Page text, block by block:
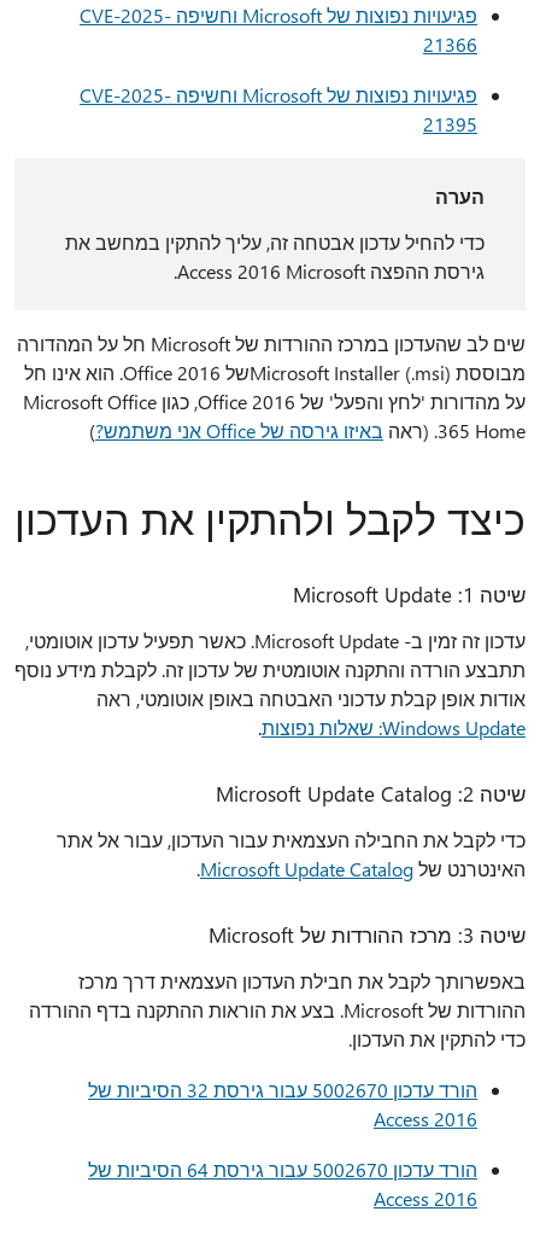
פגיעויות נפוצות של Microsoft וחשיפה CVE-2025-
21366
פגיעויות נפוצות של Microsoft וחשיפה CVE-2025-
21395
הערה
כדי להחיל עדכון אבטחה זה, עליך להתקין במחשב את
גירסת ההפצה Access 2016 Microsoft.
שים לב שהעדכון במרכז ההורדות של Microsoft חל על המהדורה
מבוססת Microsoft Installer (.msi)של Office 2016. הוא אינו חל
על מהדורות 'לחץ והפעל' של Office 2016, כגון Microsoft Office
365 Home. (ראה
באיזו גירסה של Office אני משתמש? )
כיצד לקבל ולהתקין את העדכון
שיטה 1: Microsoft Update
עדכון זה זמין ב- Microsoft Update. כאשר תפעיל עדכון אוטומטי,
תתבצע הורדה והתקנה אוטומטית של עדכון זה. לקבלת מידע נוסף
אודות אופן קבלת עדכוני האבטחה באופן אוטומטי, ראה
Windows Update: שאלות נפוצות
.
שיטה 2: Microsoft Update Catalog
כדי לקבל את החבילה העצמאית עבור העדכון, עבור אל אתר
האינטרנט שלMicrosoft Update Catalog
.
שיטה 3: מרכז ההורדות של Microsoft
באפשרותך לקבל את חבילת העדכון העצמאית דרך מרכז
ההורדות של Microsoft. בצע את הוראות ההתקנה בדף ההורדה
כדי להתקין את העדכון.
הורד עדכון 5002670 עבור גירסת 32 הסיביות של
Access 2016
הורד עדכון 5002670 עבור גירסת 64 הסיביות של
Access 2016